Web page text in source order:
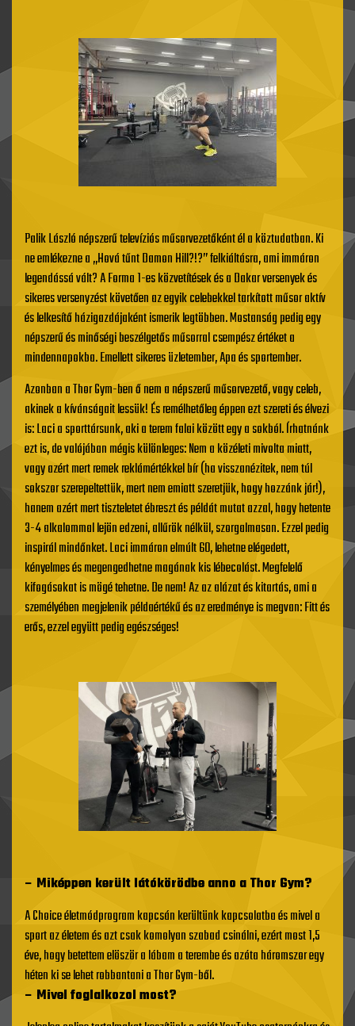
Palik László népszerű televíziós műsorvezetőként él a köztudatban. Ki
ne emlékezne a „Hová tűnt Damon Hill?!?” felkiáltásra, ami immáron
legendássá vált? A Forma 1-es közvetítések és a Dakar versenyek és
sikeres versenyzést követően az egyik celebekkel tarkított műsor aktív
és lelkesítő házigazdájaként ismerik legtöbben. Mostanság pedig egy
népszerű és minőségi beszélgetős műsorral csempész értéket a
mindennapokba. Emellett sikeres üzletember, Apa és sportember.
Azonban a Thor Gym-ben ő nem a népszerű műsorvezető, vagy celeb,
akinek a kívánságait lessük! És remélhetőleg éppen ezt szereti és élvezi
is: Laci a sporttársunk, aki a terem falai között egy a sokból. Írhatnánk
ezt is, de valójában mégis különleges: Nem a közéleti mivolta miatt,
vagy azért mert remek reklámértékkel bír (ha visszanézitek, nem túl
sokszor szerepeltettük, mert nem emiatt szeretjük, hogy hozzánk jár!),
hanem azért mert tiszteletet ébreszt és példát mutat azzal, hogy hetente
3-4 alkalommal lejön edzeni, allűrök nélkül, szorgalmasan. Ezzel pedig
inspirál mindőnket. Laci immáron elmúlt 60, lehetne elégedett,
kényelmes és megengedhetne magának kis lébecolást. Megfelelő
kifogásokat is mögé tehetne. De nem! Az az alázat és kitartás, ami a
személyében megjelenik példaértékű és az eredménye is megvan: Fitt és
erős, ezzel együtt pedig egészséges!
– Miképpen került látókörödbe anno a Thor Gym?
A Choice életmódprogram kapcsán kerültünk kapcsolatba és mivel a
sport az életem és azt csak komolyan szabad csinálni, ezért most 1,5
éve, hogy betettem elöször a lábam a terembe és azóta háromszor egy
héten ki se lehet robbantani a Thor Gym-ből.
– Mivel foglalkozol most?